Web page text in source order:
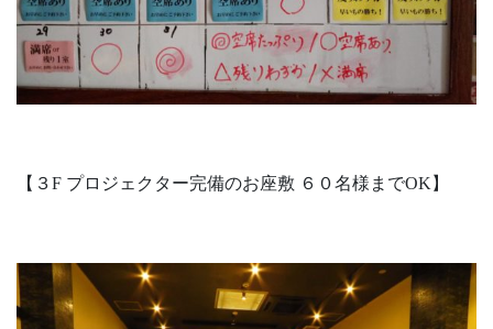
【３F プロジェクター完備のお座敷 ６０名様までOK】